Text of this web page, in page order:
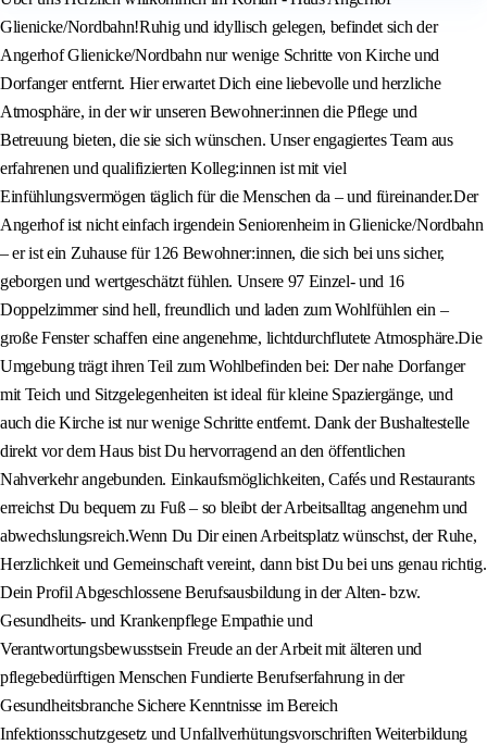
Glienicke/Nordbahn!Ruhig und idyllisch gelegen, befindet sich der
Angerhof Glienicke/Nordbahn nur wenige Schritte von Kirche und
Dorfanger entfernt. Hier erwartet Dich eine liebevolle und herzliche
Atmosphäre, in der wir unseren Bewohner:innen die Pflege und
Betreuung bieten, die sie sich wünschen. Unser engagiertes Team aus
erfahrenen und qualifizierten Kolleg:innen ist mit viel
Einfühlungsvermögen täglich für die Menschen da – und füreinander.Der
Angerhof ist nicht einfach irgendein Seniorenheim in Glienicke/Nordbahn
– er ist ein Zuhause für 126 Bewohner:innen, die sich bei uns sicher,
geborgen und wertgeschätzt fühlen. Unsere 97 Einzel- und 16
Doppelzimmer sind hell, freundlich und laden zum Wohlfühlen ein –
große Fenster schaffen eine angenehme, lichtdurchflutete Atmosphäre.Die
Umgebung trägt ihren Teil zum Wohlbefinden bei: Der nahe Dorfanger
mit Teich und Sitzgelegenheiten ist ideal für kleine Spaziergänge, und
auch die Kirche ist nur wenige Schritte entfernt. Dank der Bushaltestelle
direkt vor dem Haus bist Du hervorragend an den öffentlichen
Nahverkehr angebunden. Einkaufsmöglichkeiten, Cafés und Restaurants
erreichst Du bequem zu Fuß – so bleibt der Arbeitsalltag angenehm und
abwechslungsreich.Wenn Du Dir einen Arbeitsplatz wünschst, der Ruhe,
Herzlichkeit und Gemeinschaft vereint, dann bist Du bei uns genau richtig.
Dein Profil Abgeschlossene Berufsausbildung in der Alten- bzw.
Gesundheits- und Krankenpflege Empathie und
Verantwortungsbewusstsein Freude an der Arbeit mit älteren und
pflegebedürftigen Menschen Fundierte Berufserfahrung in der
Gesundheitsbranche Sichere Kenntnisse im Bereich
Infektionsschutzgesetz und Unfallverhütungsvorschriften Weiterbildung